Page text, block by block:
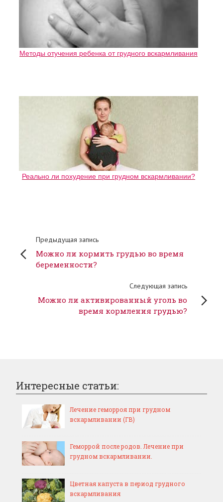
Методы отучения ребенка от грудного вскармливания
Реально ли похудение при грудном вскармливании?
Предыдущая запись
Можно ли кормить грудью во время
беременности?
Следующая запись
Можно ли активированный уголь во
время кормления грудью?
Интересные статьи:
Лечение геморроя при грудном
вскармливании (ГВ)
Геморрой после родов. Лечение при
грудном вскармливании.
Цветная капуста в период грудного
вскармливания